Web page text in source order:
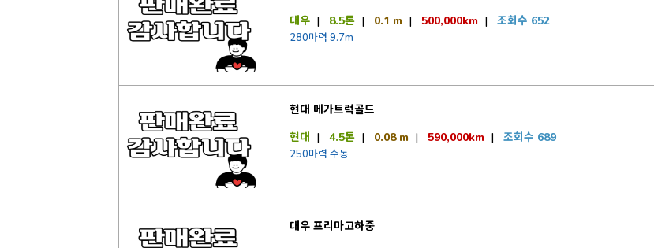
대우| 8.5톤| 0.1 m| 500,000km| 조회수 652
280마력 9.7m
현대 메가트럭골드
현대 | 4.5톤| 0.08 m| 590,000km| 조회수 689
250마력 수동
대우 프리마고하중